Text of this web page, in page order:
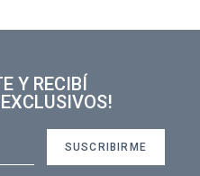
Y RECIBÍ
SUSCRIBIRME